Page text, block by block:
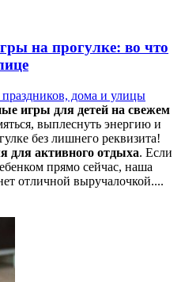
на прогулке: во что
дома и улицы
игры для детей на свежем
выплеснуть энергию и
без лишнего реквизита!
для активного отдыха. Если
прямо сейчас, наша
отличной выручалочкой....